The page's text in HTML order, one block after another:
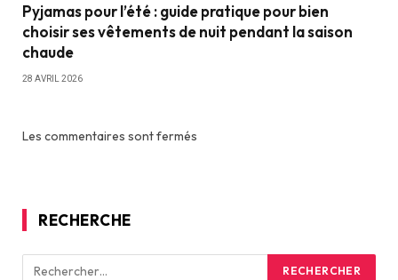
Pyjamas pour l’été : guide pratique pour bien
choisir ses vêtements de nuit pendant la saison
chaude
28 AVRIL 2026
Les commentaires sont fermés
RECHERCHE